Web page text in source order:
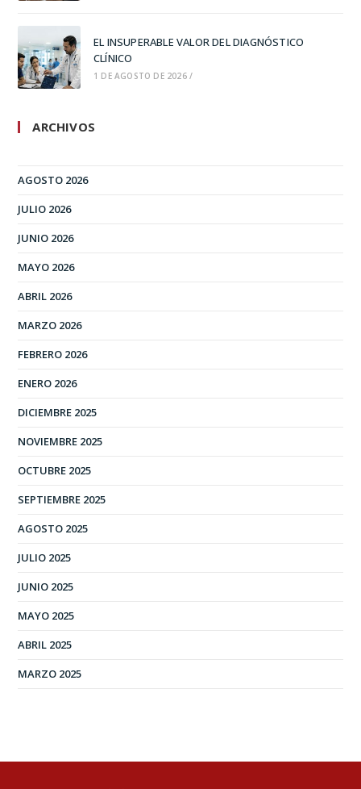
EL INSUPERABLE VALOR DEL DIAGNÓSTICO
CLÍNICO
1 DE AGOSTO DE 2026 /
ARCHIVOS
AGOSTO 2026
JULIO 2026
JUNIO 2026
MAYO 2026
ABRIL 2026
MARZO 2026
FEBRERO 2026
ENERO 2026
DICIEMBRE 2025
NOVIEMBRE 2025
OCTUBRE 2025
SEPTIEMBRE 2025
AGOSTO 2025
JULIO 2025
JUNIO 2025
MAYO 2025
ABRIL 2025
MARZO 2025